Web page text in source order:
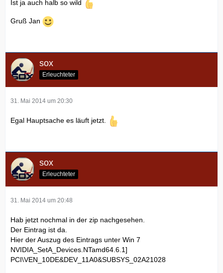
Ist ja auch halb so wild
Gruß Jan
sox
Erleuchteter
31. Mai 2014 um 20:30
Egal Hauptsache es läuft jetzt.
sox
Erleuchteter
31. Mai 2014 um 20:48
Hab jetzt nochmal in der zip nachgesehen.
Der Eintrag ist da.
Hier der Auszug des Eintrags unter Win 7
NVIDIA_SetA_Devices.NTamd64.6.1]
PCI\VEN_10DE&DEV_11A0&SUBSYS_02A21028